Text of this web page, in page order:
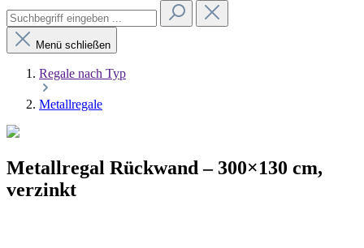
Menü schließen
Regale nach Typ
Metallregale
Metallregal Rückwand – 300×130 cm,
verzinkt